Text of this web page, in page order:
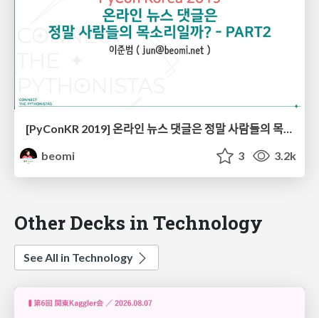
[PyConKR 2019] 온라인 뉴스 댓글은 정말 사람들의 목소리일까? - PART2
beomi
3 3.2k
Other Decks in Technology
See All in Technology